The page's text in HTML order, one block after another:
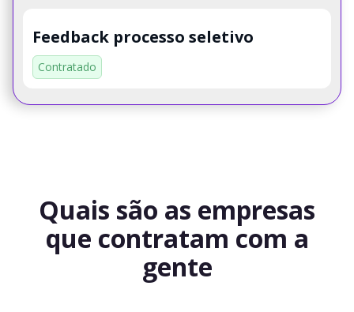
Feedback processo seletivo
Contratado
Quais são as empresas
que contratam com a
gente